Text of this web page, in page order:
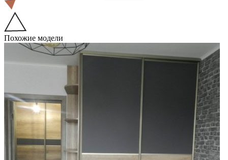
Похожие модели